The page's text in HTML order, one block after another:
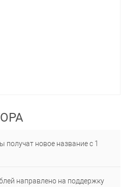
новое название с 1
направлено на поддержку